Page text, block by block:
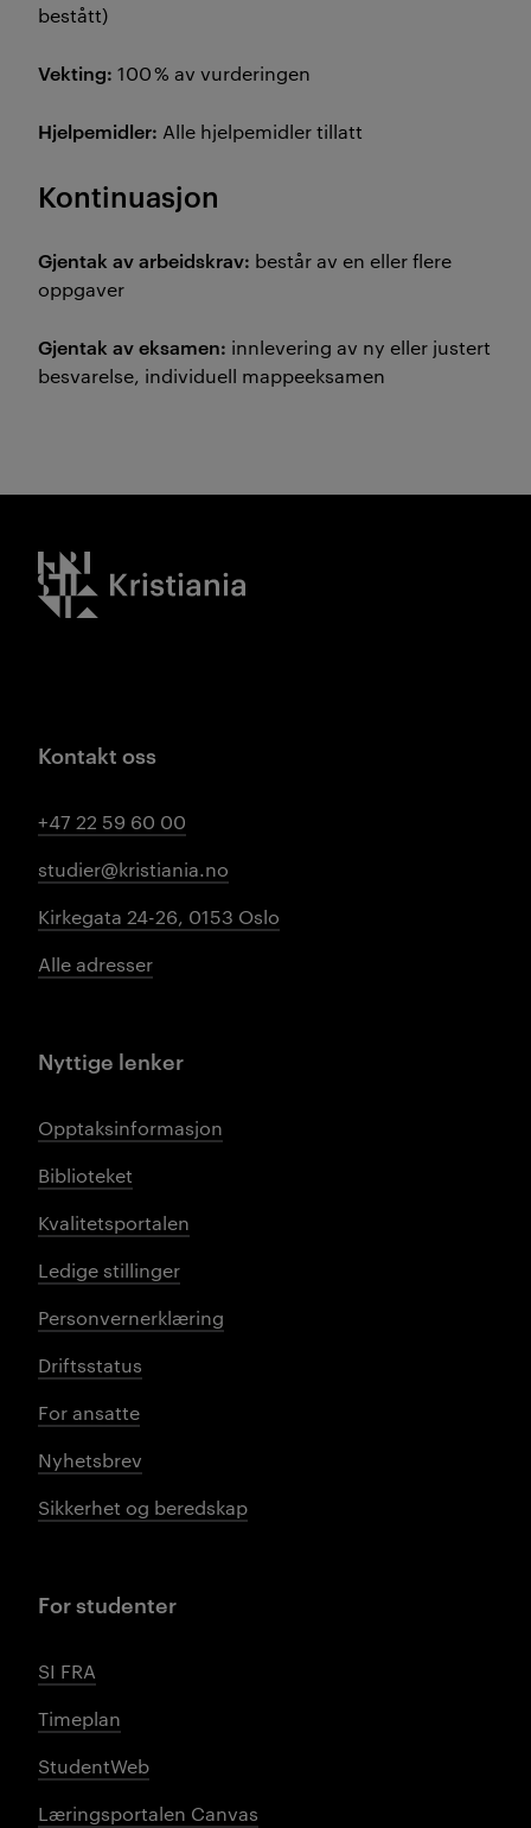
bestått)
Vekting: 100 % av vurderingen
Hjelpemidler: Alle hjelpemidler tillatt
Kontinuasjon
Gjentak av arbeidskrav: består av en eller flere
oppgaver
Gjentak av eksamen: innlevering av ny eller justert
besvarelse, individuell mappeeksamen
Kristiania logo
Kontakt oss
+47 22 59 60 00
studier@kristiania.no
Kirkegata 24-26, 0153 Oslo
Alle adresser
Nyttige lenker
Opptaksinformasjon
Biblioteket
Kvalitetsportalen
Ledige stillinger
Personvernerklæring
Driftsstatus
For ansatte
Nyhetsbrev
Sikkerhet og beredskap
For studenter
SI FRA
Timeplan
StudentWeb
Læringsportalen Canvas